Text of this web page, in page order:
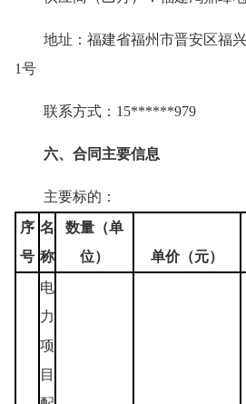
地址：福建省福州市晋安区福兴
1号
联系方式：15******979
六、合同主要信息
主要标的：
序
号
名
称
数量（单
位）
单价（元）
电
力
项
目